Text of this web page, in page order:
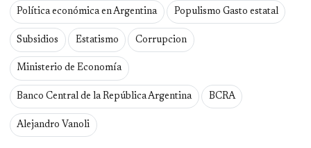
Política económica en Argentina Populismo Gasto estatal
Subsidios Estatismo Corrupcion
Ministerio de Economía
Banco Central de la República Argentina BCRA
Alejandro Vanoli